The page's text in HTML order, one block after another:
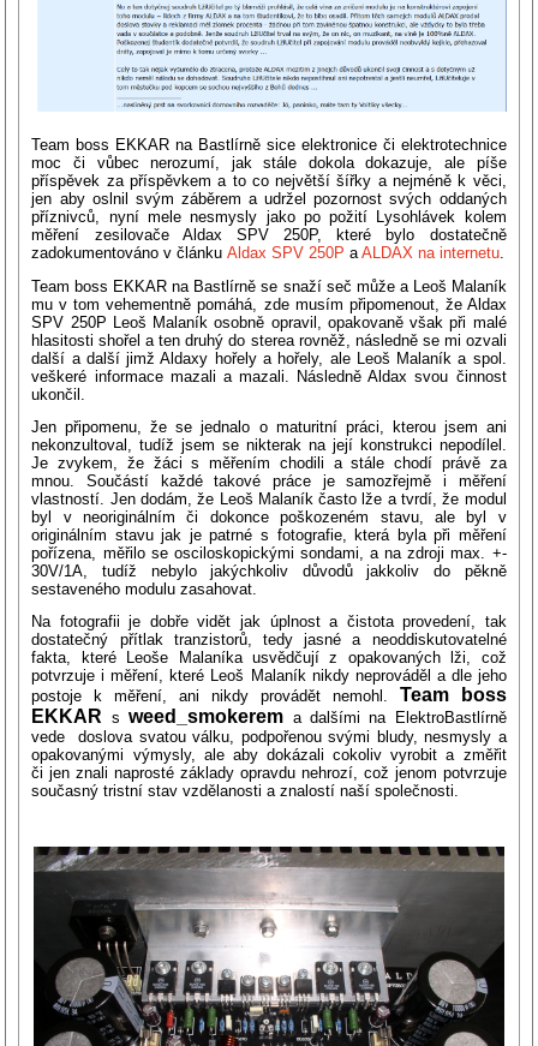
Team boss EKKAR na Bastlírně sice elektronice či elektrotechnice
moc či vůbec nerozumí, jak stále dokola dokazuje, ale píše
příspěvek za příspěvkem a to co největší šířky a nejméně k věci,
jen aby oslnil svým záběrem a udržel pozornost svých oddaných
příznivců, nyní mele nesmysly jako po požití Lysohlávek kolem
měření zesilovače Aldax SPV 250P, které bylo dostatečně
zadokumentováno v článkuAldax SPV 250P aALDAX na internetu.
Team boss EKKAR na Bastlírně se snaží seč může a Leoš Malaník
mu v tom vehementně pomáhá, zde musím připomenout, že Aldax
SPV 250P Leoš Malaník osobně opravil, opakovaně však při malé
hlasitosti shořel a ten druhý do sterea rovněž, následně se mi ozvali
další a další jimž Aldaxy hořely a hořely, ale Leoš Malaník a spol.
veškeré informace mazali a mazali. Následně Aldax svou činnost
ukončil.
Jen připomenu, že se jednalo o maturitní práci, kterou jsem ani
nekonzultoval, tudíž jsem se nikterak na její konstrukci nepodílel.
Je zvykem, že žáci s měřením chodili a stále chodí právě za
mnou. Součástí každé takové práce je samozřejmě i měření
vlastností. Jen dodám, že Leoš Malaník často lže a tvrdí, že modul
byl v neoriginálním či dokonce poškozeném stavu, ale byl v
originálním stavu jak je patrné s fotografie, která byla při měření
pořízena, měřilo se osciloskopickými sondami, a na zdroji max. +-
30V/1A, tudíž nebylo jakýchkoliv důvodů jakkoliv do pěkně
sestaveného modulu zasahovat.
Na fotografii je dobře vidět jak úplnost a čistota provedení, tak
dostatečný přítlak tranzistorů, tedy jasné a neoddiskutovatelné
fakta, které Leoše Malaníka usvědčují z opakovaných lži, což
potvrzuje i měření, které Leoš Malaník nikdy neprováděl a dle jeho
postoje k měření, ani nikdy provádět nemohl. Team boss
EKKAR sweed_smokerem a dalšími na ElektroBastlírně
vede doslova svatou válku, podpořenou svými bludy, nesmysly a
opakovanými výmysly, ale aby dokázali cokoliv vyrobit a změřit
či jen znali naprosté základy opravdu nehrozí, což jenom potvrzuje
současný tristní stav vzdělanosti a znalostí naší společnosti.